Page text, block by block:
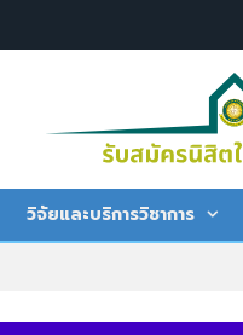
วิจัยและบริการวิชาการ